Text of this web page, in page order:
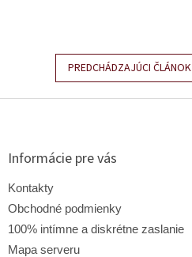
PREDCHÁDZAJÚCI ČLÁNOK
Z
Informácie pre vás
Kontakty
Obchodné podmienky
100% intímne a diskrétne zaslanie
Mapa serveru